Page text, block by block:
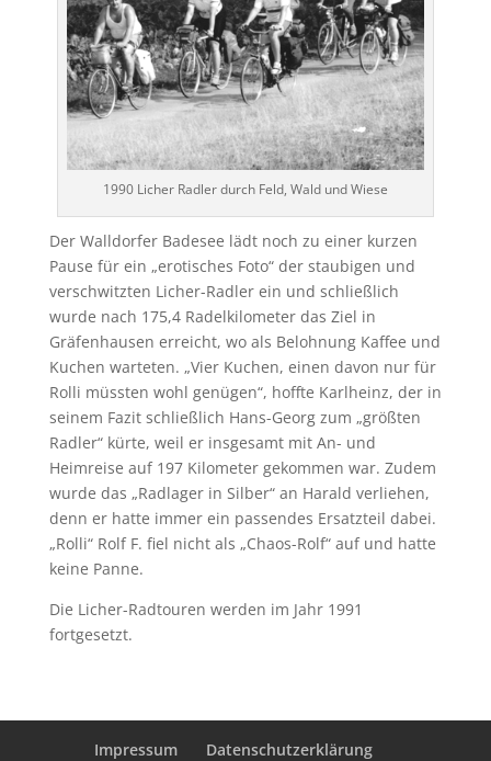
1990 Licher Radler durch Feld, Wald und Wiese
Der Walldorfer Badesee lädt noch zu einer kurzen
Pause für ein „erotisches Foto“ der staubigen und
verschwitzten Licher-Radler ein und schließlich
wurde nach 175,4 Radelkilometer das Ziel in
Gräfenhausen erreicht, wo als Belohnung Kaffee und
Kuchen warteten. „Vier Kuchen, einen davon nur für
Rolli müssten wohl genügen“, hoffte Karlheinz, der in
seinem Fazit schließlich Hans-Georg zum „größten
Radler“ kürte, weil er insgesamt mit An- und
Heimreise auf 197 Kilometer gekommen war. Zudem
wurde das „Radlager in Silber“ an Harald verliehen,
denn er hatte immer ein passendes Ersatzteil dabei.
„Rolli“ Rolf F. fiel nicht als „Chaos-Rolf“ auf und hatte
keine Panne.
Die Licher-Radtouren werden im Jahr 1991
fortgesetzt.
Impressum Datenschutzerklärung